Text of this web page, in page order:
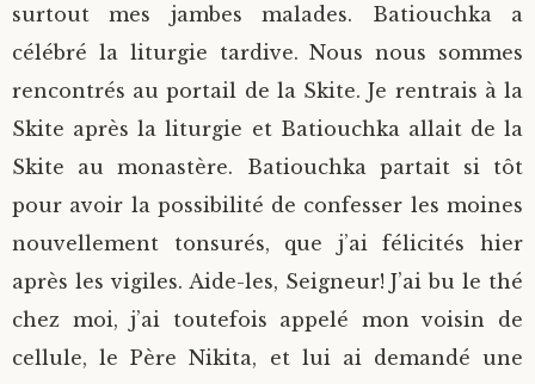
surtout mes jambes malades. Batiouchka a
célébré la liturgie tardive. Nous nous sommes
rencontrés au portail de la Skite. Je rentrais à la
Skite après la liturgie et Batiouchka allait de la
Skite au monastère. Batiouchka partait si tôt
pour avoir la possibilité de confesser les moines
nouvellement tonsurés, que j’ai félicités hier
après les vigiles. Aide-les, Seigneur! J’ai bu le thé
chez moi, j’ai toutefois appelé mon voisin de
cellule, le Père Nikita, et lui ai demandé une